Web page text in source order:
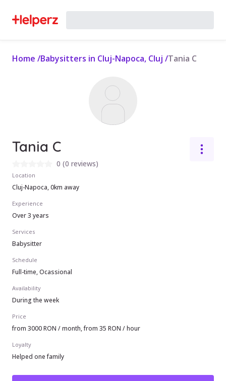
Home /Babysitters in Cluj-Napoca, Cluj /Tania C
Tania C
0 (0 reviews)
Location
Cluj-Napoca, 0km away
Experience
Over 3 years
Services
Babysitter
Schedule
Full-time, Ocassional
Availability
During the week
Price
from 3000 RON / month, from 35 RON / hour
Loyalty
Helped one family